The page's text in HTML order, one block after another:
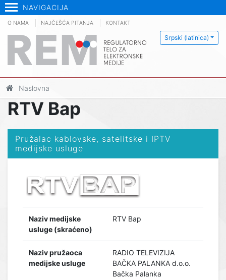
NAVIGACIJA
Srpski (latinica)
O NAMA NAJČEŠĆA PITANJA KONTAKT
Naslovna
RTV Bap
Pružalac kablovske, satelitske i IPTV
medijske usluge
Naziv medijske
usluge (skraćeno)
RTV Bap
Naziv pružaoca
medijske usluge
RADIO TELEVIZIJA
BAČKA PALANKA d.o.o.
Bačka Palanka